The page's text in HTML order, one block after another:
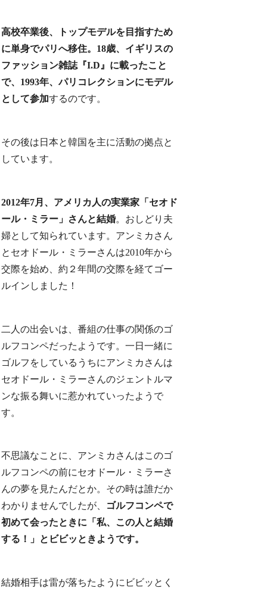
高校卒業後、トップモデルを目指すため
に単身でパリへ移住。18歳、イギリスの
ファッション雑誌『I.D』に載ったこと
で、1993年、パリコレクションにモデル
として参加するのです。
その後は日本と韓国を主に活動の拠点と
しています。
2012年7月、アメリカ人の実業家「セオド
ール・ミラー」さんと結婚。おしどり夫
婦として知られています。アンミカさん
とセオドール・ミラーさんは2010年から
交際を始め、約２年間の交際を経てゴー
ルインしました！
二人の出会いは、番組の仕事の関係のゴ
ルフコンペだったようです。一日一緒に
ゴルフをしているうちにアンミカさんは
セオドール・ミラーさんのジェントルマ
ンな振る舞いに惹かれていったようで
す。
不思議なことに、アンミカさんはこのゴ
ルフコンペの前にセオドール・ミラーさ
んの夢を見たんだとか。その時は誰だか
わかりませんでしたが、
ゴルフコンペで
初めて会ったときに「私、この人と結婚
する！」とビビッときようです。
結婚相手は雷が落ちたようにビビッとく